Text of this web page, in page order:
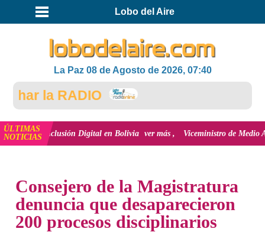
Lobo del Aire
La Paz 08 de Agosto de 2026, 07:40
la RADIO
ÚLTIMAS
NOTICIAS
la inclusión Digital en Bolivia ver más Viceministro de Medio
Consejero de la Magistratura
denuncia que desaparecieron
200 procesos disciplinarios